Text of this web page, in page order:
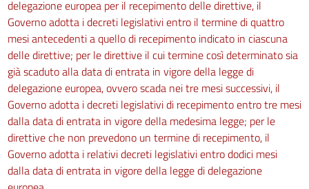
delegazione europea per il recepimento delle direttive, il
Governo adotta i decreti legislativi entro il termine di quattro
mesi antecedenti a quello di recepimento indicato in ciascuna
delle direttive; per le direttive il cui termine così determinato sia
già scaduto alla data di entrata in vigore della legge di
delegazione europea, ovvero scada nei tre mesi successivi, il
Governo adotta i decreti legislativi di recepimento entro tre mesi
dalla data di entrata in vigore della medesima legge; per le
direttive che non prevedono un termine di recepimento, il
Governo adotta i relativi decreti legislativi entro dodici mesi
dalla data di entrata in vigore della legge di delegazione